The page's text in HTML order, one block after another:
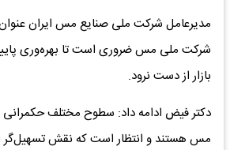
مدیرعامل شرکت ملی صنایع مس ایران عنوان
شرکت ملی مس ضروری است تا بهره‌وری
بازار از دست نرود.
دکتر فیض ادامه داد: سطوح مختلف
مس هستند و انتظار است که نقش تسهیل‌گر